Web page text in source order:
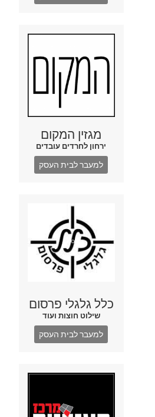
מגזין המקום
ירחון לחרדים עובדים
למעבר לבית העסק
כלל גלגלי פרסום
שילוט חוצות ועוד
למעבר לבית העסק